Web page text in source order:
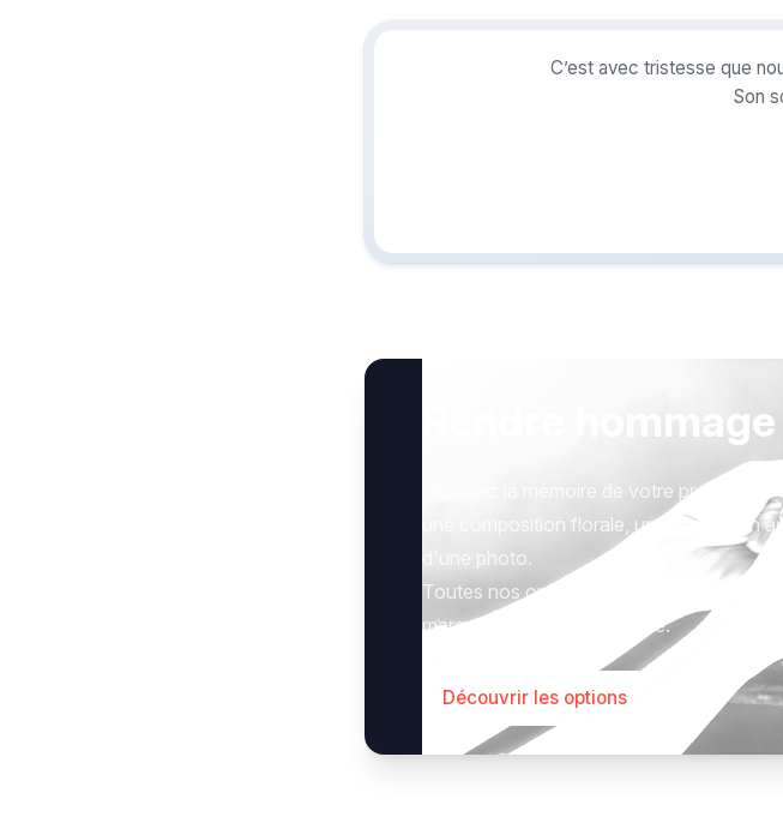
C’est avec tristesse que
Son
Rendre hommage
Honorez la mémoire de votre proche
une composition florale, une plaque, un
d'une photo.
Toutes nos options sont présentées
marquer le geste qui compte.
Découvrir les options